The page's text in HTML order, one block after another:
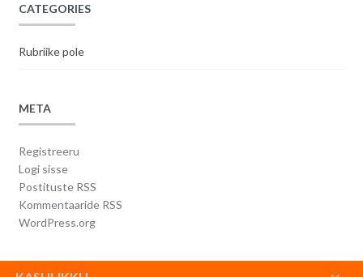
CATEGORIES
Rubriike pole
META
Registreeru
Logi sisse
Postituste RSS
Kommentaaride RSS
WordPress.org